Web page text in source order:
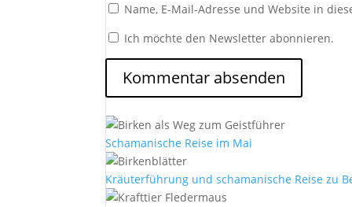
Name, E-Mail-Adresse und Website in
Ich möchte den Newsletter abonnieren.
Schamanische Reise im Mai
Kräuterführung und schamanische Reise zu